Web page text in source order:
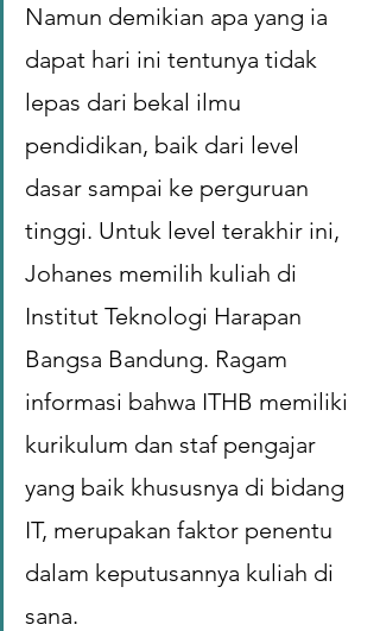
Namun demikian apa yang ia
dapat hari ini tentunya tidak
lepas dari bekal ilmu
pendidikan, baik dari level
dasar sampai ke perguruan
tinggi. Untuk level terakhir ini,
Johanes memilih kuliah di
Institut Teknologi Harapan
Bangsa Bandung. Ragam
informasi bahwa ITHB memiliki
kurikulum dan staf pengajar
yang baik khususnya di bidang
IT, merupakan faktor penentu
dalam keputusannya kuliah di
sana.